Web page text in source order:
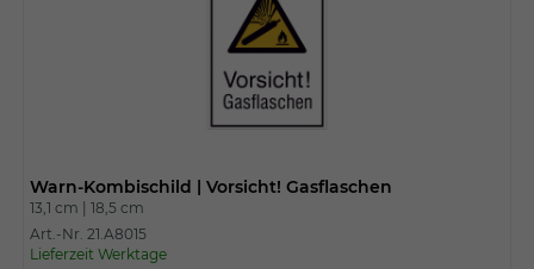
Warn-Kombischild | Vorsicht! Gasflaschen
13,1 cm | 18,5 cm
Art.-Nr. 21.A8015
Lieferzeit Werktage